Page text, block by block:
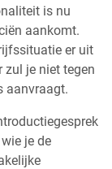
is nu
aankomt.
er uit
zul je niet tegen
aanvraagt.
je de